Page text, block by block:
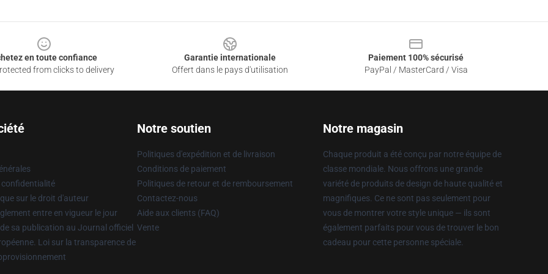
en toute confiance
from clicks to delivery
Garantie internationale
Offert dans le pays d'utilisation
Paiement 100% sécurisé
PayPal / MasterCard / Visa
confidentialité
sur le droit d'auteur
entre en vigueur le jour
sa publication au Journal officiel
Loi sur la transparence de
Notre soutien
Politiques d'expédition et de livraison
Conditions de paiement
Politiques de retour et de remboursement
Contactez-nous
Aide aux clients (FAQ)
Vente
Notre magasin
Chaque produit a été conçu par notre équipe de
classe mondiale. Nous offrons une grande
variété de produits de design de haute qualité et
magnifiques. Ce ne sont pas seulement pour
vous de montrer votre style unique — ils sont
également parfaits pour vous de trouver le bon
cadeau pour cette personne spéciale.